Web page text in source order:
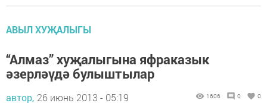
АВЫЛ ХУҖАЛЫГЫ
“Алмаз” хуҗалыгына яфраказык
әзерләүдә булыштылар
автор, 26 июнь 2013 - 05:19 1606 0 0